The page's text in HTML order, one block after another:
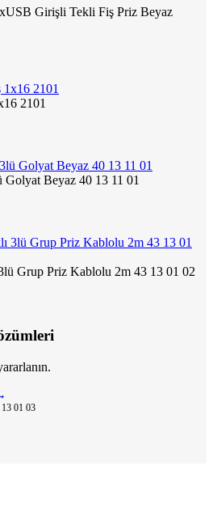
Girişli Tekli Fiş Priz Beyaz
2101
Beyaz 40 13 11 01
Grup Priz Kablolu 2m 43 13 01 02
01 03